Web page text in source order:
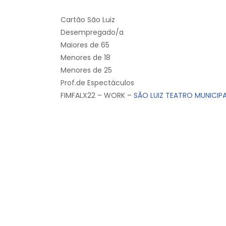
Cartão São Luiz
Desempregado/a
Maiores de 65
Menores de 18
Menores de 25
Prof.de Espectáculos
FIMFALX22 – WORK – SÃO LUIZ TEATRO